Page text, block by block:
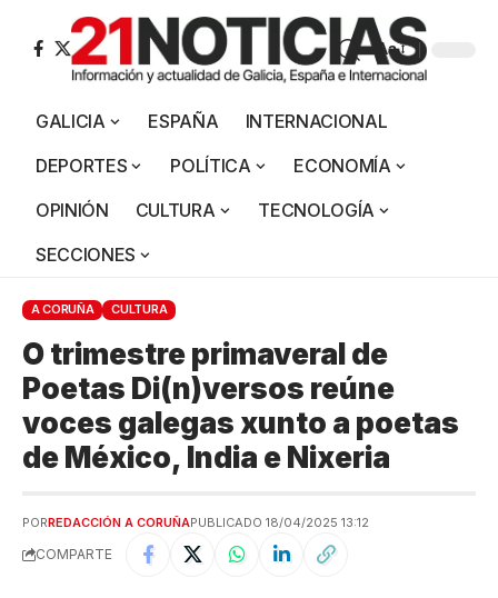
Aa
GALICIA ESPAÑA
INTERNACIONAL
DEPORTES
POLÍTICA
ECONOMÍA
OPINIÓN
CULTURA
TECNOLOGÍA
SECCIONES
A CORUÑA CULTURA
O trimestre primaveral de
Poetas Di(n)versos reúne
voces galegas xunto a poetas
de México, India e Nixeria
PORREDACCIÓN A CORUÑAPUBLICADO 18/04/2025 13:12
COMPARTE